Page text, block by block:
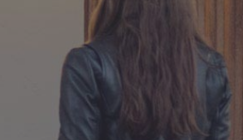
lånesøknader